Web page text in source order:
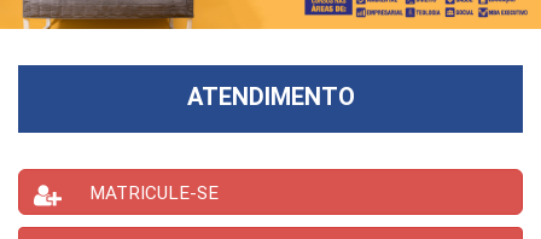
ATENDIMENTO
MATRICULE-SE